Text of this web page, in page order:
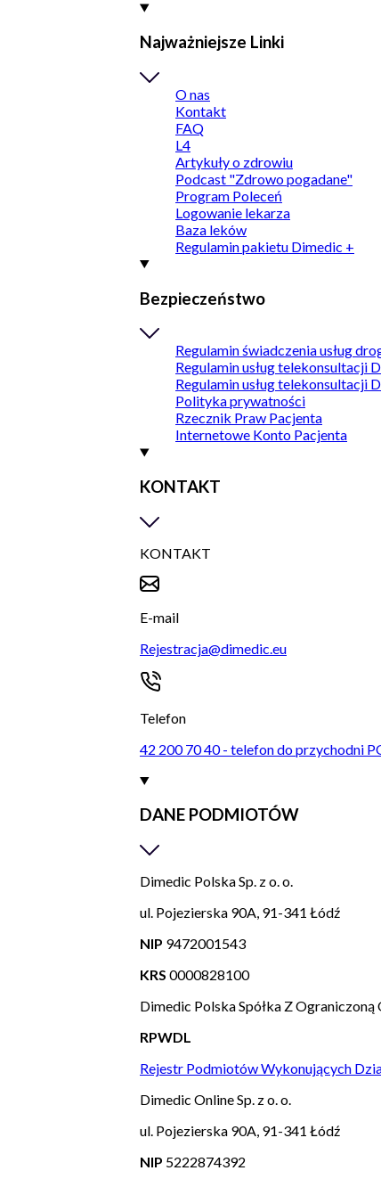
Najważniejsze Linki
O nas
Kontakt
FAQ
L4
Artykuły o zdrowiu
Podcast "Zdrowo pogadane"
Program Poleceń
Logowanie lekarza
Baza leków
Regulamin pakietu Dimedic +
Bezpieczeństwo
Regulamin świadczenia usług
Regulamin usług telekonsultacji
Regulamin usług telekonsultacji
Polityka prywatności
Rzecznik Praw Pacjenta
Internetowe Konto Pacjenta
KONTAKT
KONTAKT
E-mail
Rejestracja@dimedic.eu
Telefon
42 200 70 40 - telefon do przychodni
DANE PODMIOTÓW
Dimedic Polska Sp. z o. o.
ul. Pojezierska 90A, 91-341 Łódź
NIP 9472001543
KRS 0000828100
Dimedic Polska Spółka Z
RPWDL
Rejestr Podmiotów Wykonujących
Dimedic Online Sp. z o. o.
ul. Pojezierska 90A, 91-341 Łódź
NIP 5222874392